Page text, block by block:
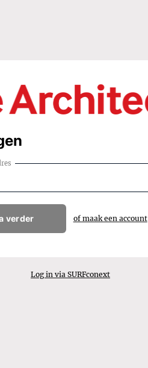
verder of maak een account
Log in via SURFconext